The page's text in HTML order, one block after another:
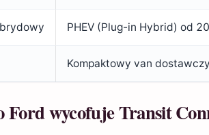
PHEV (Plug-in Hybrid) od
Kompaktowy van
Ford wycofuje Transit